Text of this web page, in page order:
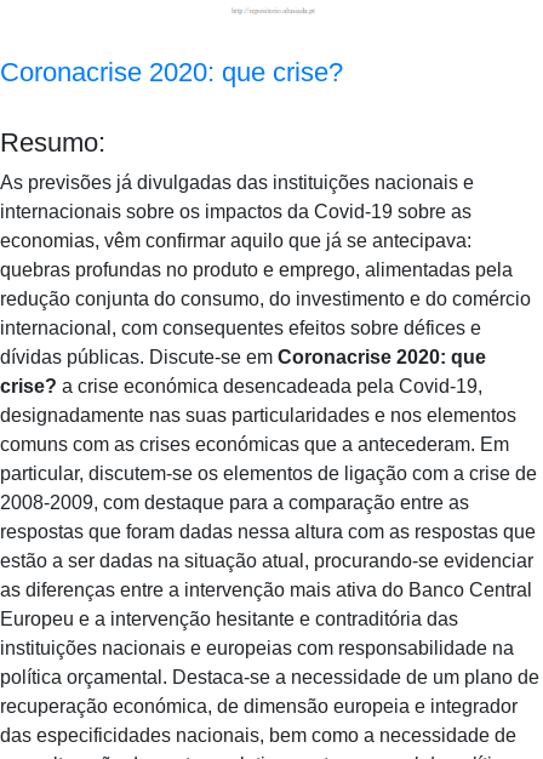
Coronacrise 2020: que crise?
Resumo:
As previsões já divulgadas das instituições nacionais e
internacionais sobre os impactos da Covid-19 sobre as
economias, vêm confirmar aquilo que já se antecipava:
quebras profundas no produto e emprego, alimentadas pela
redução conjunta do consumo, do investimento e do comércio
internacional, com consequentes efeitos sobre défices e
dívidas públicas. Discute-se em Coronacrise 2020: que
crise? a crise económica desencadeada pela Covid-19,
designadamente nas suas particularidades e nos elementos
comuns com as crises económicas que a antecederam. Em
particular, discutem-se os elementos de ligação com a crise de
2008-2009, com destaque para a comparação entre as
respostas que foram dadas nessa altura com as respostas que
estão a ser dadas na situação atual, procurando-se evidenciar
as diferenças entre a intervenção mais ativa do Banco Central
Europeu e a intervenção hesitante e contraditória das
instituições nacionais e europeias com responsabilidade na
política orçamental. Destaca-se a necessidade de um plano de
recuperação económica, de dimensão europeia e integrador
das especificidades nacionais, bem como a necessidade de